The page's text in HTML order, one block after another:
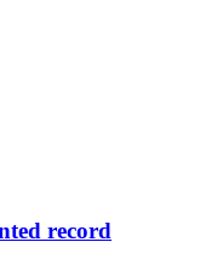
record